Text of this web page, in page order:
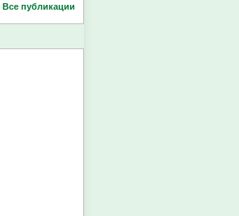
Все публикации